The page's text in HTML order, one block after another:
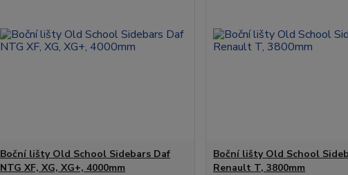
Boční lišty Old School Sidebars Daf
NTG XF, XG, XG+, 4000mm
Boční lišty Old School
Renault T, 3800mm